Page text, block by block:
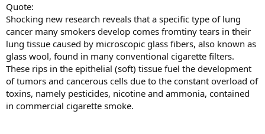
Quote:
Shocking new research reveals that a specific type of lung
cancer many smokers develop comes fromtiny tears in their
lung tissue caused by microscopic glass fibers, also known as
glass wool, found in many conventional cigarette filters.
These rips in the epithelial (soft) tissue fuel the development
of tumors and cancerous cells due to the constant overload of
toxins, namely pesticides, nicotine and ammonia, contained
in commercial cigarette smoke.